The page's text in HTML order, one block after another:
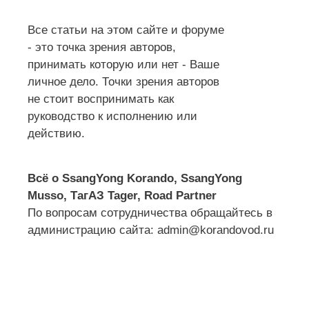
Все статьи на этом сайте и форуме
- это точка зрения авторов,
принимать которую или нет - Ваше
личное дело. Точки зрения авторов
не стоит воспринимать как
руководство к исполнению или
действию.
Всё о SsangYong Korando, SsangYong
Musso, ТагАЗ Tager, Road Partner
По вопросам сотрудничества обращайтесь в
администрацию сайта: admin@korandovod.ru